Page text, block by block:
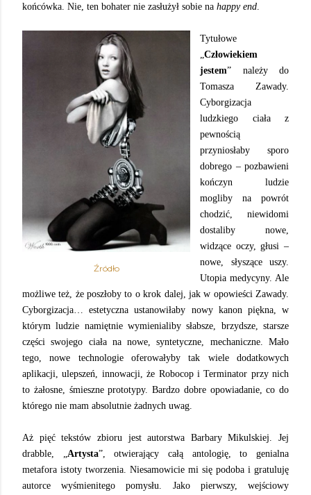
końcówka. Nie, ten bohater nie zasłużył sobie na happy end
Źródło
Tytułowe
Człowiekiem
jestem” należy do
Tomasza Zawady.
Cyborgizacja
ludzkiego ciała z
pewnością
przyniosłaby sporo
dobrego – pozbawieni
kończyn ludzie
mogliby na powrót
chodzić, niewidomi
dostaliby nowe,
widzące oczy, głusi –
nowe, słyszące uszy.
Utopia medycyny. Ale
możliwe też, że poszłoby to o krok dalej, jak w opowieści Zawady.
Cyborgizacja… estetyczna ustanowiłaby nowy kanon piękna, w
którym ludzie namiętnie wymienialiby słabsze, brzydsze, starsze
części swojego ciała na nowe, syntetyczne, mechaniczne. Mało
tego, nowe technologie oferowałyby tak wiele dodatkowych
aplikacji, ulepszeń, innowacji, że Robocop i Terminator przy nich
to żałosne, śmieszne prototypy. Bardzo dobre opowiadanie, co do
którego nie mam absolutnie żadnych uwag.
Aż pięć tekstów zbioru jest autorstwa Barbary Mikulskiej. Jej
drabble, „ Artysta”, otwierający całą antologię, to genialna
metafora istoty tworzenia. Niesamowicie mi się podoba i gratuluję
autorce wyśmienitego pomysłu. Jako pierwszy, wejściowy